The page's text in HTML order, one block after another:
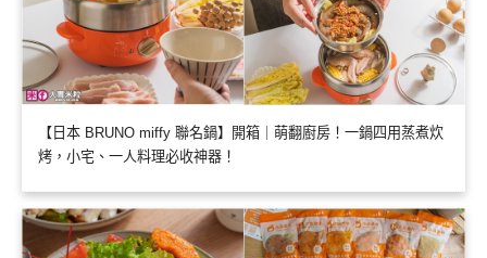
【日本 BRUNO miffy 聯名鍋】開箱｜萌翻廚房！一鍋四用蒸煮炊
烤，小宅、一人料理必收神器！